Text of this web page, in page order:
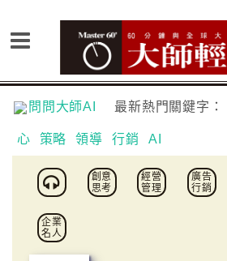
問問大師AI 最新熱門關鍵字：
心 策略 領導 行銷 AI
創意
思考
經營
管理
廣告
行銷
企業
名人